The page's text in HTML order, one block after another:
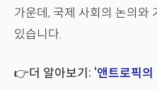
가운데, 국제 사회의 논의와
있습니다.
👉더 알아보기: ‘앤트로픽의